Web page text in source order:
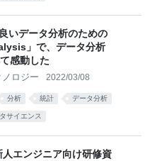
いデータ分析のための
」で、データ分析
感動した
ノロジー 2022/03/08
分析 統計 データ分析
サイエンス
エンジニア向け研修資